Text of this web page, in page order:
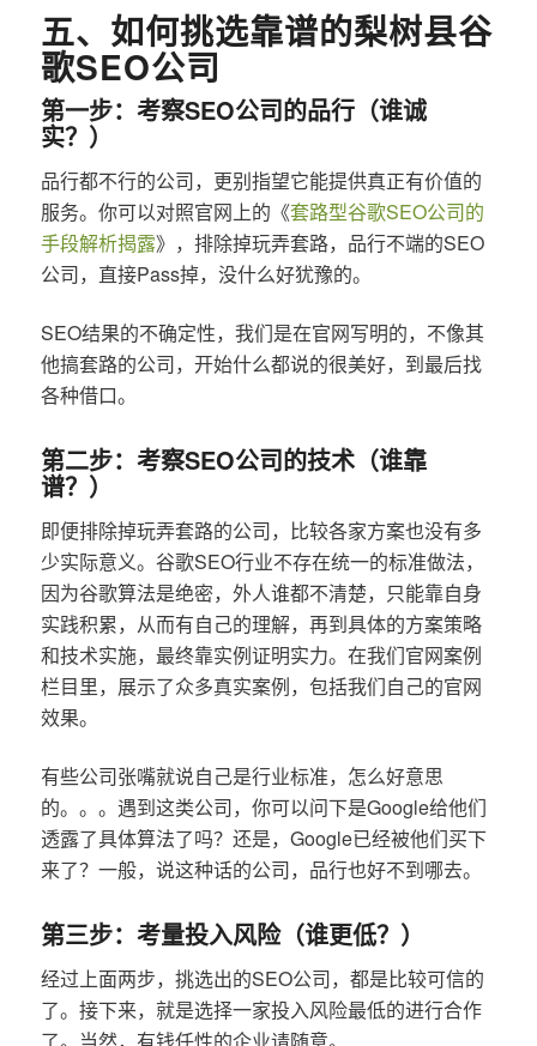
五、如何挑选靠谱的梨树县谷
歌SEO公司
第一步：考察SEO公司的品行（谁诚
实？）
品行都不行的公司，更别指望它能提供真正有价值的
服务。你可以对照官网上的《套路型谷歌SEO公司的
手段解析揭露》，排除掉玩弄套路，品行不端的SEO
公司，直接Pass掉，没什么好犹豫的。
SEO结果的不确定性，我们是在官网写明的，不像其
他搞套路的公司，开始什么都说的很美好，到最后找
各种借口。
第二步：考察SEO公司的技术（谁靠
谱？）
即便排除掉玩弄套路的公司，比较各家方案也没有多
少实际意义。谷歌SEO行业不存在统一的标准做法，
因为谷歌算法是绝密，外人谁都不清楚，只能靠自身
实践积累，从而有自己的理解，再到具体的方案策略
和技术实施，最终靠实例证明实力。在我们官网案例
栏目里，展示了众多真实案例，包括我们自己的官网
效果。
有些公司张嘴就说自己是行业标准，怎么好意思
的。。。遇到这类公司，你可以问下是Google给他们
透露了具体算法了吗？还是，Google已经被他们买下
来了？一般，说这种话的公司，品行也好不到哪去。
第三步：考量投入风险（谁更低？）
经过上面两步，挑选出的SEO公司，都是比较可信的
了。接下来，就是选择一家投入风险最低的进行合作